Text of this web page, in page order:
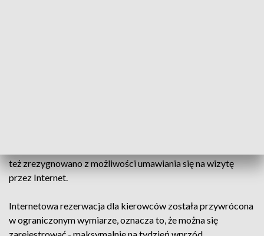
też zrezygnowano z możliwości umawiania się na wizytę
przez Internet.
Internetowa rezerwacja dla kierowców została przywrócona
w ograniczonym wymiarze, oznacza to, że można się